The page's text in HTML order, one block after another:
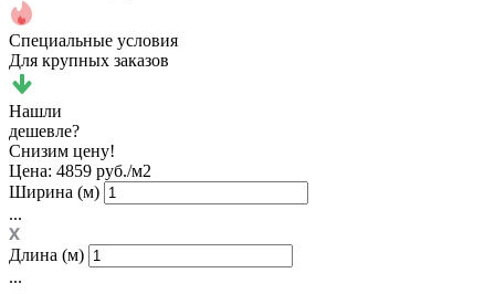
Специальные условия
Для крупных заказов
Нашли
дешевле?
Снизим цену!
Цена: 4859 руб./м2
Ширина (м)
...
Длина (м)
...